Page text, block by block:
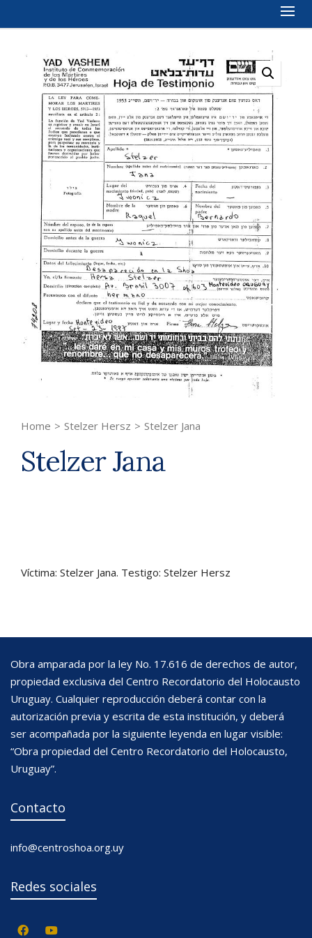
Home > Stelzer Hersz > Stelzer Jana
Stelzer Jana
Víctima: Stelzer Jana. Testigo: Stelzer Hersz
Obra amparada por la ley No. 17.616 de derechos de autor,
propiedad exclusiva del Centro Recordatorio del Holocausto
Uruguay. Cualquier reproducción deberá contar con la
autorización previa y escrita de esta institución, y deberá
ser acompañada por la siguiente leyenda en lugar visible:
“Obra propiedad del Centro Recordatorio del Holocausto,
Uruguay”.
Contacto
info@centroshoa.org.uy
Redes sociales